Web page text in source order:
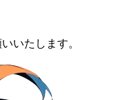
いたします。